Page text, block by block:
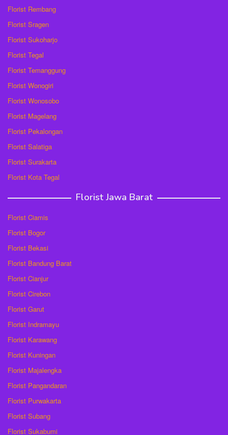
Florist Rembang
Florist Sragen
Florist Sukoharjo
Florist Tegal
Florist Temanggung
Florist Wonogiri
Florist Wonosobo
Florist Magelang
Florist Pekalongan
Florist Salatiga
Florist Surakarta
Florist Kota Tegal
Florist Jawa Barat
Florist Ciamis
Florist Bogor
Florist Bekasi
Florist Bandung Barat
Florist Cianjur
Florist Cirebon
Florist Garut
Florist Indramayu
Florist Karawang
Florist Kuningan
Florist Majalengka
Florist Pangandaran
Florist Purwakarta
Florist Subang
Florist Sukabumi